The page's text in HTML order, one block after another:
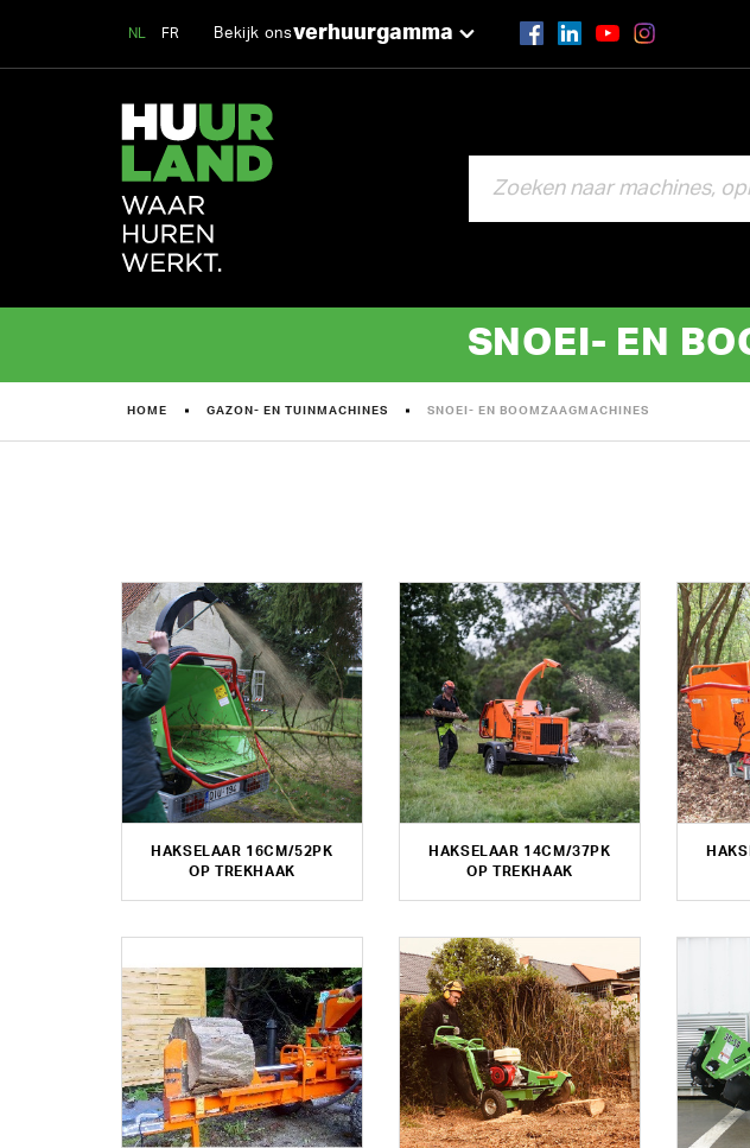
NL FR Bekijk onsverhuurgamma
SNOEI- EN
HOME GAZON- EN TUINMACHINES SNOEI- EN BOOMZAAGMACHINES
HAKSELAAR 16CM/52PK
OP TREKHAAK
HAKSELAAR 14CM/37PK
OP TREKHAAK